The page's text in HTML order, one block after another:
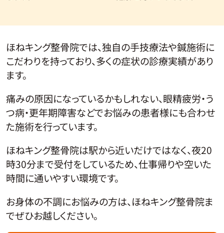
ほねキング整骨院では、独自の手技療法や鍼施術に
こだわりを持っており、多くの症状の診療実績があり
ます。
痛みの原因になっているかもしれない、眼精疲労・う
つ病・更年期障害などでお悩みの患者様にも合わせ
た施術を行っています。
ほねキング整骨院は駅から近いだけではなく、夜20
時30分まで受付をしているため、仕事帰りや空いた
時間に通いやすい環境です。
お身体の不調にお悩みの方は、ほねキング整骨院ま
でぜひお越しください。